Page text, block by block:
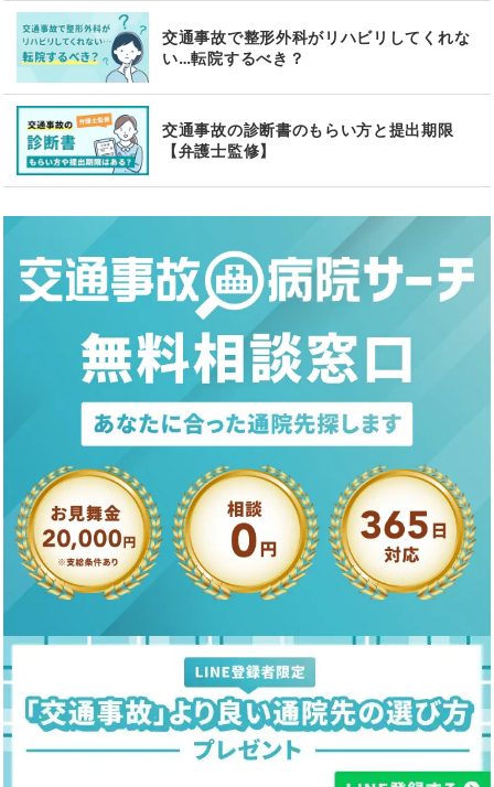
交通事故で整形外科がリハビリしてくれな
い…転院するべき？
交通事故の診断書のもらい方と提出期限
【弁護士監修】